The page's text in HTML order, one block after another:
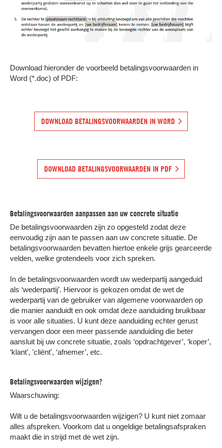
Download hieronder de voorbeeld betalingsvoorwaarden in
Word (*.doc) of PDF:
DOWNLOAD BETALINGSVOORWAARDEN IN WORD
DOWNLOAD BETALINGSVOORWAARDEN IN PDF
Betalingsvoorwaarden aanpassen aan uw concrete situatie
De betalingsvoorwaarden zijn zo opgesteld zodat deze
eenvoudig zijn aan te passen aan uw concrete situatie. De
betalingsvoorwaarden bevatten hiertoe enkele grijs gearceerde
velden, welke grotendeels voor zich spreken.
In de betalingsvoorwaarden wordt uw wederpartij aangeduid
als ‘wederpartij’. Hiervoor is gekozen omdat de wet de
wederpartij van de gebruiker van algemene voorwaarden op
die manier aanduidt en ook omdat deze aanduiding bruikbaar
is voor alle situaties. U kunt deze aanduiding echter gerust
vervangen door een meer passende aanduiding die beter
aansluit bij uw concrete situatie, zoals ‘opdrachtgever’, ‘koper’,
‘klant’, 'cliënt', ‘afnemer’, etc.
Betalingsvoorwaarden wijzigen?
Waarschuwing:
Wilt u de betalingsvoorwaarden wijzigen? U kunt niet zomaar
alles afspreken. Voorkom dat u ongeldige betalingsafspraken
maakt die in strijd met de wet zijn.